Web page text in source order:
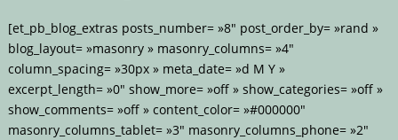
[et_pb_blog_extras posts_number= »8″ post_order_by= »rand »
blog_layout= »masonry » masonry_columns= »4″
column_spacing= »30px » meta_date= »d M Y »
excerpt_length= »0″ show_more= »off » show_categories= »off »
show_comments= »off » content_color= »#000000″
masonry_columns_tablet= »3″ masonry_columns_phone= »2″